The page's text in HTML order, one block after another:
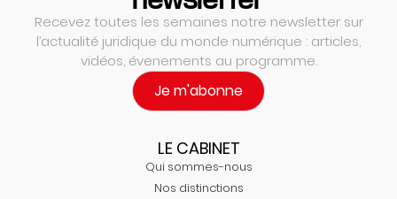
Recevez toutes les semaines notre newsletter sur
l’actualité juridique du monde numérique : articles,
vidéos, évenements au programme.
Je m'abonne
LE CABINET
Qui sommes-nous
Nos distinctions